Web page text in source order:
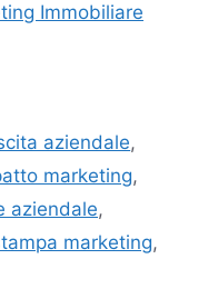
Immobiliare
aziendale,
marketing,
aziendale,
marketing,